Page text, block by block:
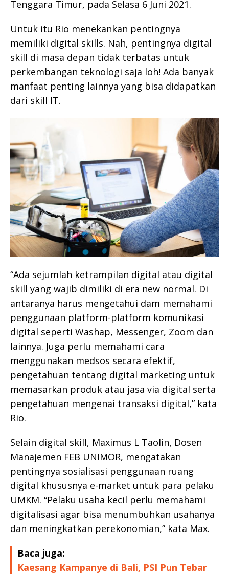
Tenggara Timur, pada Selasa 6 Juni 2021.
Untuk itu Rio menekankan pentingnya
memiliki digital skills. Nah, pentingnya digital
skill di masa depan tidak terbatas untuk
perkembangan teknologi saja loh! Ada banyak
manfaat penting lainnya yang bisa didapatkan
dari skill IT.
“Ada sejumlah ketrampilan digital atau digital
skill yang wajib dimiliki di era new normal. Di
antaranya harus mengetahui dam memahami
penggunaan platform-platform komunikasi
digital seperti Washap, Messenger, Zoom dan
lainnya. Juga perlu memahami cara
menggunakan medsos secara efektif,
pengetahuan tentang digital marketing untuk
memasarkan produk atau jasa via digital serta
pengetahuan mengenai transaksi digital,” kata
Rio.
Selain digital skill, Maximus L Taolin, Dosen
Manajemen FEB UNIMOR, mengatakan
pentingnya sosialisasi penggunaan ruang
digital khususnya e-market untuk para pelaku
UMKM. “Pelaku usaha kecil perlu memahami
digitalisasi agar bisa menumbuhkan usahanya
dan meningkatkan perekonomian,” kata Max.
Baca juga:
Kaesang Kampanye di Bali, PSI Pun Tebar